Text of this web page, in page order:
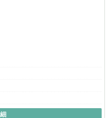
のように大切にするホスピタ
です！